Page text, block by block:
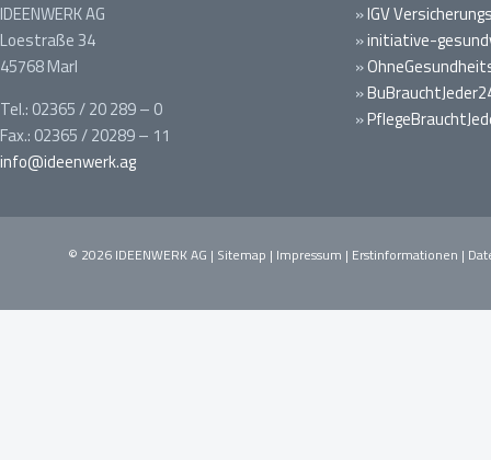
IDEENWERK AG
Loestraße 34
45768 Marl
Tel.: 02365 / 20 289 – 0
Fax.: 02365 / 20289 – 11
info@ideenwerk.ag
»IGV
»initiative-
»
»
»
© 2026 IDEENWERK AG | Sitemap | Impressum | Erstinformationen |